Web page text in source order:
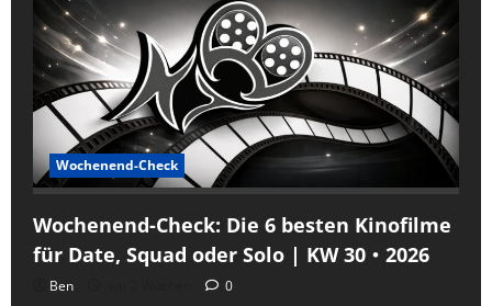
Wochenend-Check
Wochenend-Check: Die 6 besten Kinofilme
für Date, Squad oder Solo | KW 30・2026
Ben 0